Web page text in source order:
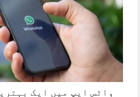
واٹس ایپ میں ایک